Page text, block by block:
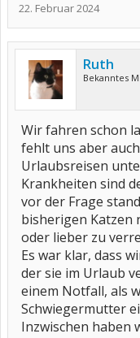
22. Februar 2024
Ruth
Bekanntes
Wir fahren schon
fehlt uns aber
Urlaubsreisen
Krankheiten sind
vor der Frage
bisherigen Katzen
oder lieber zu
Es war klar, dass
der sie im Urlaub
einem Notfall, als
Schwiegermutter
Inzwischen haben